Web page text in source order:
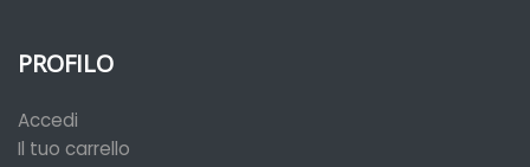
PROFILO
Accedi
Il tuo carrello